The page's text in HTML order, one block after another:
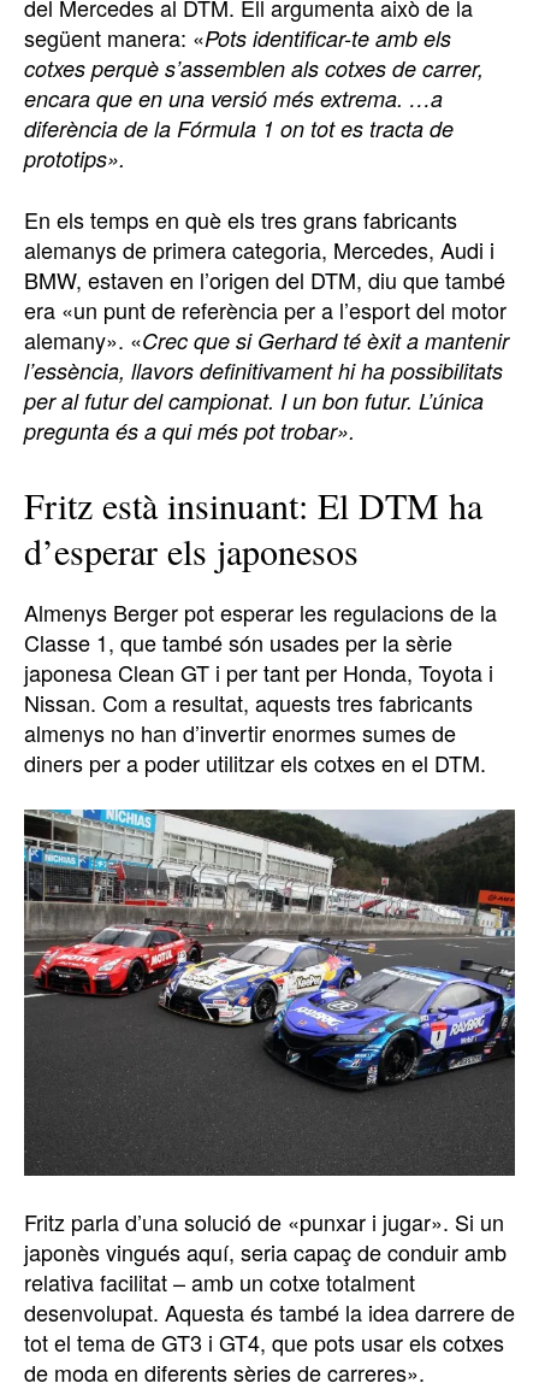
del Mercedes al DTM. Ell argumenta això de la
següent manera: «Pots identificar-te amb els
cotxes perquè s’assemblen als cotxes de carrer,
encara que en una versió més extrema. …a
diferència de la Fórmula 1 on tot es tracta de
prototips».
En els temps en què els tres grans fabricants
alemanys de primera categoria, Mercedes, Audi i
BMW, estaven en l’origen del DTM, diu que també
era «un punt de referència per a l’esport del motor
alemany». «Crec que si Gerhard té èxit a mantenir
l’essència, llavors definitivament hi ha possibilitats
per al futur del campionat. I un bon futur. L’única
pregunta és a qui més pot trobar».
Fritz està insinuant: El DTM ha
d’esperar els japonesos
Almenys Berger pot esperar les regulacions de la
Classe 1, que també són usades per la sèrie
japonesa Clean GT i per tant per Honda, Toyota i
Nissan. Com a resultat, aquests tres fabricants
almenys no han d’invertir enormes sumes de
diners per a poder utilitzar els cotxes en el DTM.
Fritz parla d’una solució de «punxar i jugar». Si un
japonès vingués aquí, seria capaç de conduir amb
relativa facilitat – amb un cotxe totalment
desenvolupat. Aquesta és també la idea darrere de
tot el tema de GT3 i GT4, que pots usar els cotxes
de moda en diferents sèries de carreres».